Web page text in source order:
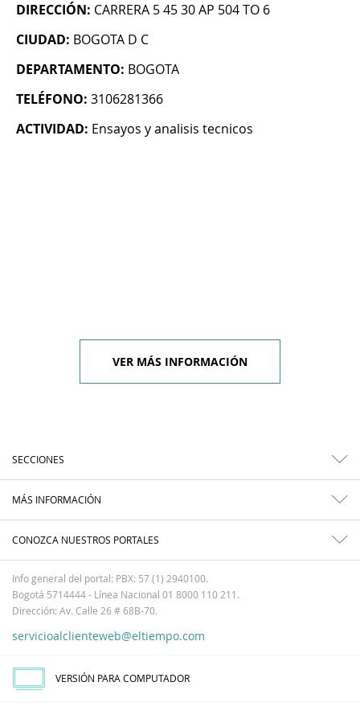
DIRECCIÓN: CARRERA 5 45 30 AP 504 TO 6
CIUDAD: BOGOTA D C
DEPARTAMENTO: BOGOTA
TELÉFONO: 3106281366
ACTIVIDAD: Ensayos y analisis tecnicos
VER MÁS INFORMACIÓN
SECCIONES
MÁS INFORMACIÓN
CONOZCA NUESTROS PORTALES
Info general del portal: PBX: 57 (1) 2940100.
Bogotá 5714444 - Línea Nacional 01 8000 110 211.
Dirección: Av. Calle 26 # 68B-70.
servicioalclienteweb@eltiempo.com
VERSIÓN PARA COMPUTADOR